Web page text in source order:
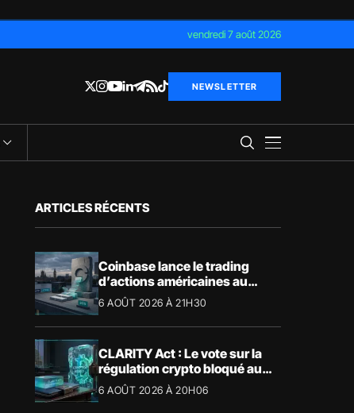
vendredi 7 août 2026
NEWSLETTER
ARTICLES RÉCENTS
Coinbase lance le trading
d’actions américaines au
Royaume-Uni
6 AOÛT 2026 À 21H30
CLARITY Act : Le vote sur la
régulation crypto bloqué au
Sénat américain
6 AOÛT 2026 À 20H06